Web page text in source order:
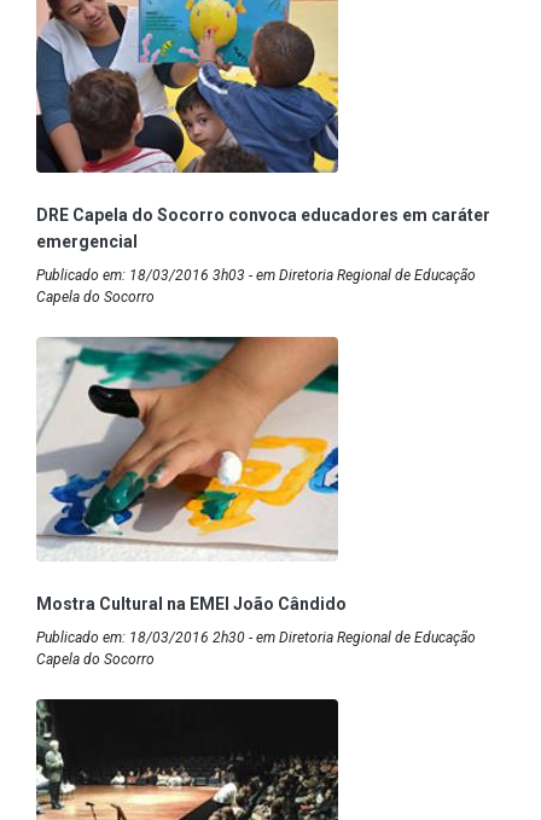
DRE Capela do Socorro convoca educadores em caráter
emergencial
Publicado em: 18/03/2016 3h03 - em Diretoria Regional de Educação
Capela do Socorro
Mostra Cultural na EMEI João Cândido
Publicado em: 18/03/2016 2h30 - em Diretoria Regional de Educação
Capela do Socorro